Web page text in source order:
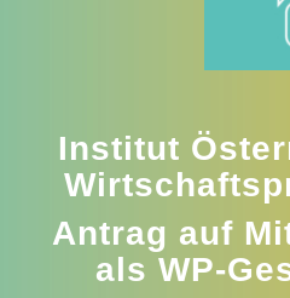
Institut
Antrag auf
als WP-